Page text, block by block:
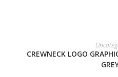
READ
CREWNECK LOGO